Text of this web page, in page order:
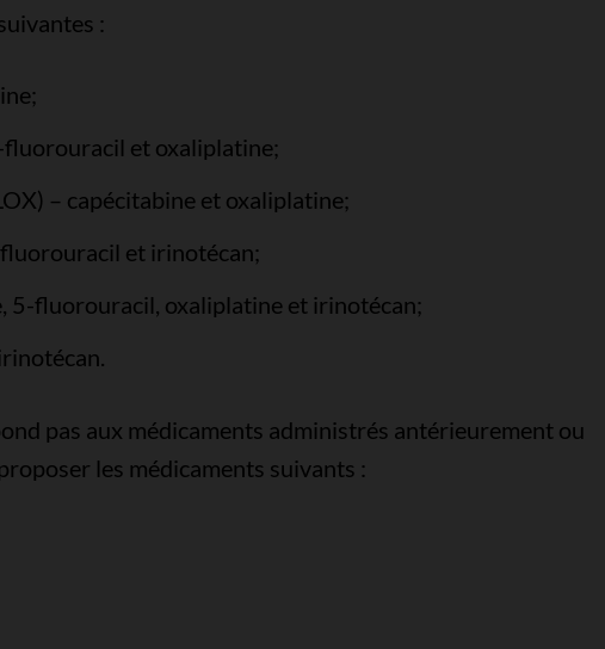
:
et oxaliplatine;
– capécitabine et oxaliplatine;
et irinotécan;
5-fluorouracil, oxaliplatine et irinotécan;
pas aux médicaments administrés antérieurement ou
les médicaments suivants :